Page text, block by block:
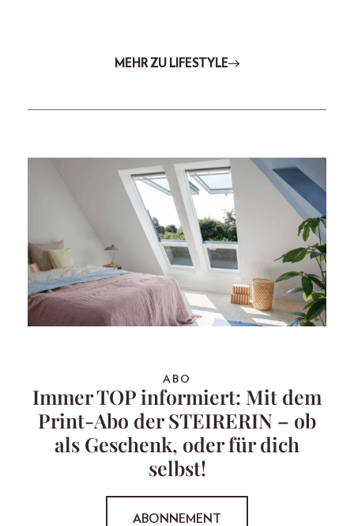
MEHR ZU LIFESTYLE
ABO
Immer TOP informiert: Mit dem
Print-Abo der STEIRERIN – ob
als Geschenk, oder für dich
selbst!
ABONNEMENT